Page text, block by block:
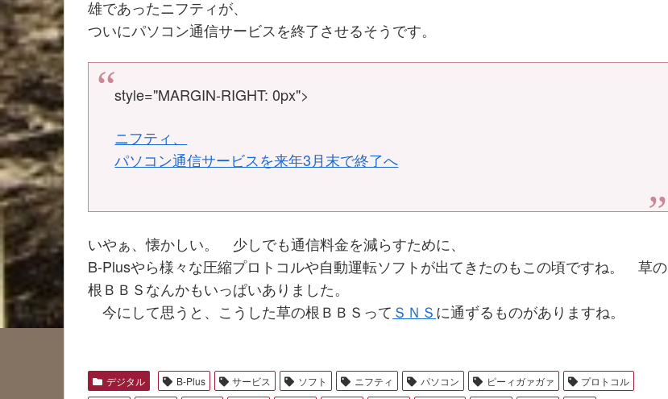
雄であったニフティが、
ついにパソコン通信サービスを終了させるそうです。
style="MARGIN-RIGHT: 0px">
ニフティ、
パソコン通信サービスを来年3月末で終了へ
いやぁ、懐かしい。 少しでも通信料金を減らすために、
B-Plusやら様々な圧縮プロトコルや自動運転ソフトが出てきたのもこの頃ですね。 草の
根ＢＢＳなんかもいっぱいありました。
今にして思うと、こうした草の根ＢＢＳって ＳＮＳに通ずるものがありますね。
デジタル B-Plus サービス ソフト ニフティ パソコン ピーィガァガァ
プロトコル